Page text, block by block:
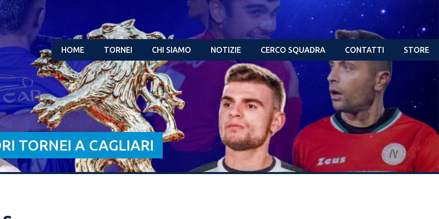
HOME TORNEI CHI SIAMO NOTIZIE CERCO SQUADRA CONTATTI STORE
TORNEI A CAGLIARI